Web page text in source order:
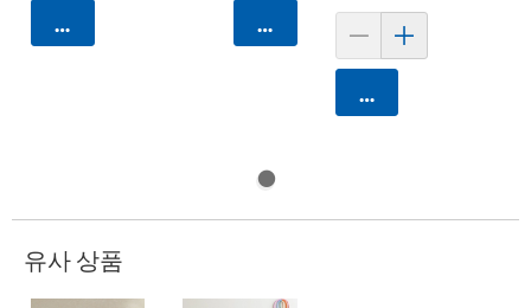
카트에 담기 카트에 담기
카트에 담기
유사 상품